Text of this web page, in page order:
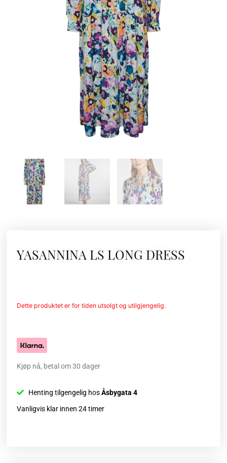
YASANNINA LS LONG DRESS
Dette produktet er for tiden utsolgt og utilgjengelig.
Kjøp nå, betal om 30 dager
Henting tilgengelig hosÅsbygata 4
Vanligvis klar innen 24 timer